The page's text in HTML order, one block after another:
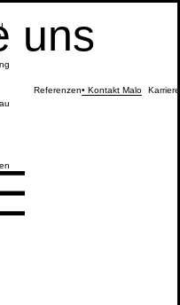
Referenzen Kontakt Malo Karriere
uns